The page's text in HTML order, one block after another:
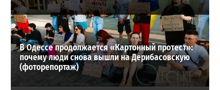
В Одессе продолжается «Картонный протест»:
почему люди снова вышли на Дерибасовскую
(фоторепортаж)